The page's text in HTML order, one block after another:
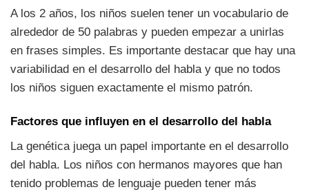
A los 2 años, los niños suelen tener un vocabulario de
alrededor de 50 palabras y pueden empezar a unirlas
en frases simples. Es importante destacar que hay una
variabilidad en el desarrollo del habla y que no todos
los niños siguen exactamente el mismo patrón.
Factores que influyen en el desarrollo del habla
La genética juega un papel importante en el desarrollo
del habla. Los niños con hermanos mayores que han
tenido problemas de lenguaje pueden tener más